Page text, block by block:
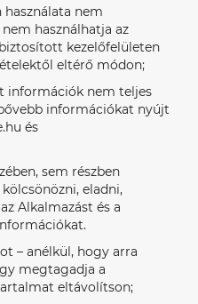
használata nem
használhatja az
kezelőfelületen
eltérő módon;
információk nem teljes
információkat nyújt
és
sem részben
eladni,
Alkalmazást és a
– anélkül, hogy arra
megtagadja a
eltávolítson;